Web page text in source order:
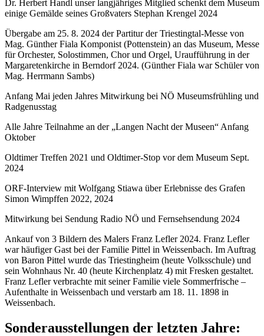
Dr. Herbert Handl unser langjähriges Mitglied schenkt dem Museum
einige Gemälde seines Großvaters Stephan Krengel 2024
Übergabe am 25. 8. 2024 der Partitur der Triestingtal-Messe von
Mag. Günther Fiala Komponist (Pottenstein) an das Museum, Messe
für Orchester, Solostimmen, Chor und Orgel, Uraufführung in der
Margaretenkirche in Berndorf 2024. (Günther Fiala war Schüler von
Mag. Herrmann Sambs)
Anfang Mai jeden Jahres Mitwirkung bei NÖ Museumsfrühling und
Radgenusstag
Alle Jahre Teilnahme an der „Langen Nacht der Museen“ Anfang
Oktober
Oldtimer Treffen 2021 und Oldtimer-Stop vor dem Museum Sept.
2024
ORF-Interview mit Wolfgang Stiawa über Erlebnisse des Grafen
Simon Wimpffen 2022, 2024
Mitwirkung bei Sendung Radio NÖ und Fernsehsendung 2024
Ankauf von 3 Bildern des Malers Franz Lefler 2024. Franz Lefler
war häufiger Gast bei der Familie Pittel in Weissenbach. Im Auftrag
von Baron Pittel wurde das Triestingheim (heute Volksschule) und
sein Wohnhaus Nr. 40 (heute Kirchenplatz 4) mit Fresken gestaltet.
Franz Lefler verbrachte mit seiner Familie viele Sommerfrische –
Aufenthalte in Weissenbach und verstarb am 18. 11. 1898 in
Weissenbach.
Sonderausstellungen der letzten Jahre: